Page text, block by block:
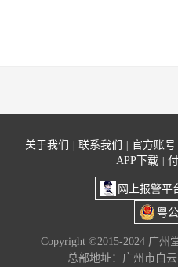
关于我们 联系我们
官方账号
APP下载
网上报警平
粤
Copyright ©2015-2024 广州
总部地址：广州市白